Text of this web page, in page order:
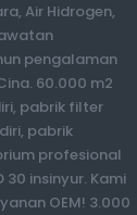
Air Hidrogen,
pengalaman
60.000 m2
pabrik filter
pabrik
profesional
30 insinyur. Kami
OEM! 3.000